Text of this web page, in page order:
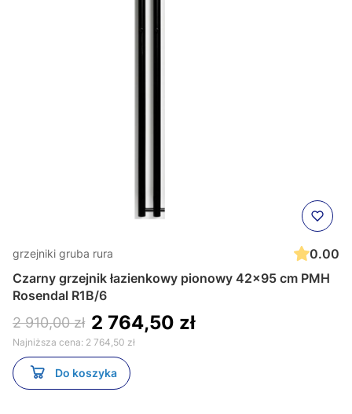
grzejniki gruba rura
0.00
Czarny grzejnik łazienkowy pionowy 42x95 cm PMH
Rosendal R1B/6
2 910,00 zł 2 764,50 zł
Najniższa cena: 2 764,50 zł
Do koszyka